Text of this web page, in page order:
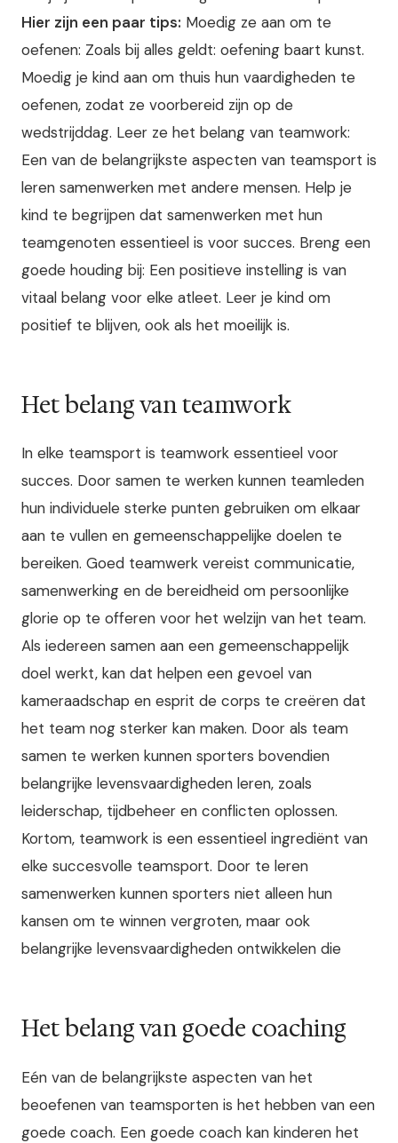
Hier zijn een paar tips: Moedig ze aan om te
oefenen: Zoals bij alles geldt: oefening baart kunst.
Moedig je kind aan om thuis hun vaardigheden te
oefenen, zodat ze voorbereid zijn op de
wedstrijddag. Leer ze het belang van teamwork:
Een van de belangrijkste aspecten van teamsport is
leren samenwerken met andere mensen. Help je
kind te begrijpen dat samenwerken met hun
teamgenoten essentieel is voor succes. Breng een
goede houding bij: Een positieve instelling is van
vitaal belang voor elke atleet. Leer je kind om
positief te blijven, ook als het moeilijk is.
Het belang van teamwork
In elke teamsport is teamwork essentieel voor
succes. Door samen te werken kunnen teamleden
hun individuele sterke punten gebruiken om elkaar
aan te vullen en gemeenschappelijke doelen te
bereiken. Goed teamwerk vereist communicatie,
samenwerking en de bereidheid om persoonlijke
glorie op te offeren voor het welzijn van het team.
Als iedereen samen aan een gemeenschappelijk
doel werkt, kan dat helpen een gevoel van
kameraadschap en esprit de corps te creëren dat
het team nog sterker kan maken. Door als team
samen te werken kunnen sporters bovendien
belangrijke levensvaardigheden leren, zoals
leiderschap, tijdbeheer en conflicten oplossen.
Kortom, teamwork is een essentieel ingrediënt van
elke succesvolle teamsport. Door te leren
samenwerken kunnen sporters niet alleen hun
kansen om te winnen vergroten, maar ook
belangrijke levensvaardigheden ontwikkelen die
Het belang van goede coaching
Eén van de belangrijkste aspecten van het
beoefenen van teamsporten is het hebben van een
goede coach. Een goede coach kan kinderen het